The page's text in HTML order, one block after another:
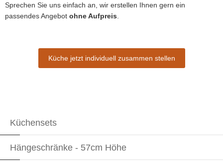
Sprechen Sie uns einfach an, wir erstellen Ihnen gern ein
passendes Angebot ohne Aufpreis
Küche jetzt individuell zusammen stellen
Küchensets
Hängeschränke - 57cm Höhe